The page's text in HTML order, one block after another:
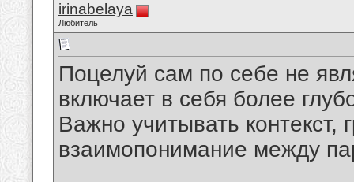
irinabelaya
Любитель
Поцелуй сам по себе не
включает в себя более
Важно учитывать
взаимопонимание между